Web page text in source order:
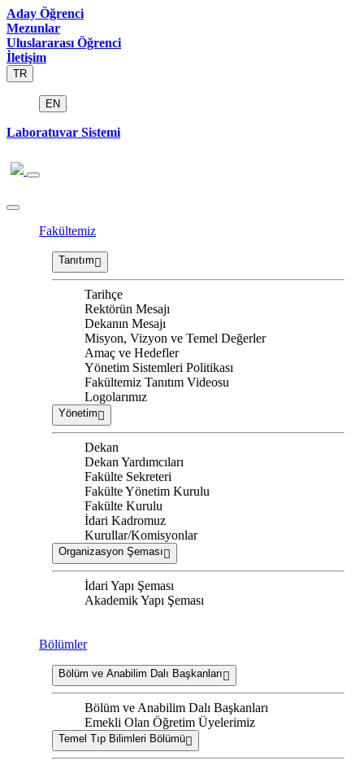
Aday Öğrenci
Mezunlar
Uluslararası Öğrenci
İletişim
TR
EN
Laboratuvar Sistemi
Fakültemiz
Tanıtım
Tarihçe
Rektörün Mesajı
Dekanın Mesajı
Misyon, Vizyon ve Temel Değerler
Amaç ve Hedefler
Yönetim Sistemleri Politikası
Fakültemiz Tanıtım Videosu
Logolarımız
Yönetim
Dekan
Dekan Yardımcıları
Fakülte Sekreteri
Fakülte Yönetim Kurulu
Fakülte Kurulu
İdari Kadromuz
Kurullar/Komisyonlar
Organizasyon Şeması
İdari Yapı Şeması
Akademik Yapı Şeması
Bölümler
Bölüm ve Anabilim Dalı Başkanları
Bölüm ve Anabilim Dalı Başkanları
Emekli Olan Öğretim Üyelerimiz
Temel Tıp Bilimleri Bölümü